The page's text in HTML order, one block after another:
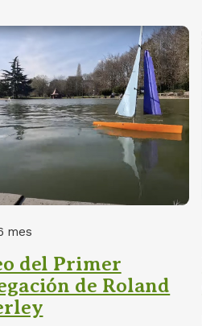
mes
del Primer
de Roland